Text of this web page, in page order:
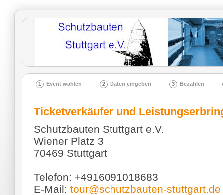
1 Event wählen 2 Daten eingeben 3 Bezahlen
Ticketverkäufer und
Schutzbauten Stuttgart e.V.
Wiener Platz 3
70469 Stuttgart
Telefon: +4916091018683
E-Mail: tour@schutzbauten-stuttgart.de